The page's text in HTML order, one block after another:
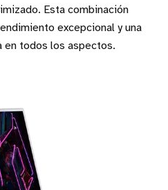
Esta combinación
excepcional y una
en todos los aspectos.